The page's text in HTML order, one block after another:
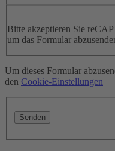
Bitte akzeptieren Sie
um das Formular
Um dieses Formular
den Cookie-Einstellungen